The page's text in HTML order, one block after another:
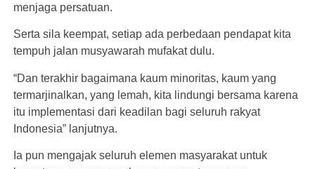
menjaga persatuan.
Serta sila keempat, setiap ada perbedaan pendapat kita
tempuh jalan musyawarah mufakat dulu.
“Dan terakhir bagaimana kaum minoritas, kaum yang
termarjinalkan, yang lemah, kita lindungi bersama karena
itu implementasi dari keadilan bagi seluruh rakyat
Indonesia” lanjutnya.
Ia pun mengajak seluruh elemen masyarakat untuk